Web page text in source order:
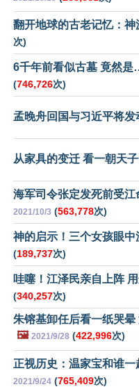
翻开地球的古老记忆：神
次)
6千年前看似古墓 竟然是
(746,726次)
孟晚舟回国与习近平将发
从家具的变迁 看一朝天
海军司令张定发死前受
2021/10/3 (563,778次)
神的启示！三个女孩眼
(189,737次)
哇噻！江泽民亲自上阵
(340,257次)
朱镕基卸任后看一纸哭
🖼️ 2021/9/28 (422,996次)
正视历史：温家宝和谁
2021/9/24 (765,409次)